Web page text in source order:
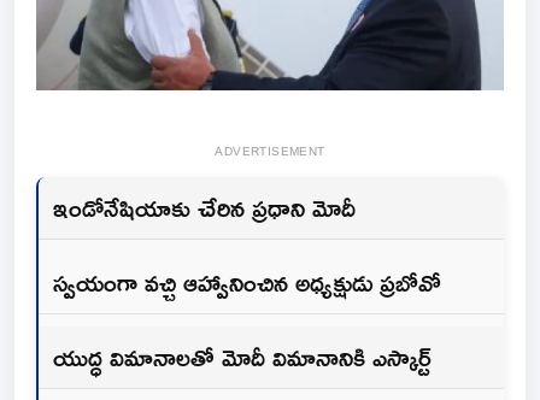
ADVERTISEMENT
ఇండోనేషియాకు చేరిన ప్రధాని మోదీ
స్వయంగా వచ్చి ఆహ్వానించిన అధ్యక్షుడు ప్రబోవో
యుద్ధ విమానాలతో మోదీ విమానానికి ఎస్కార్ట్